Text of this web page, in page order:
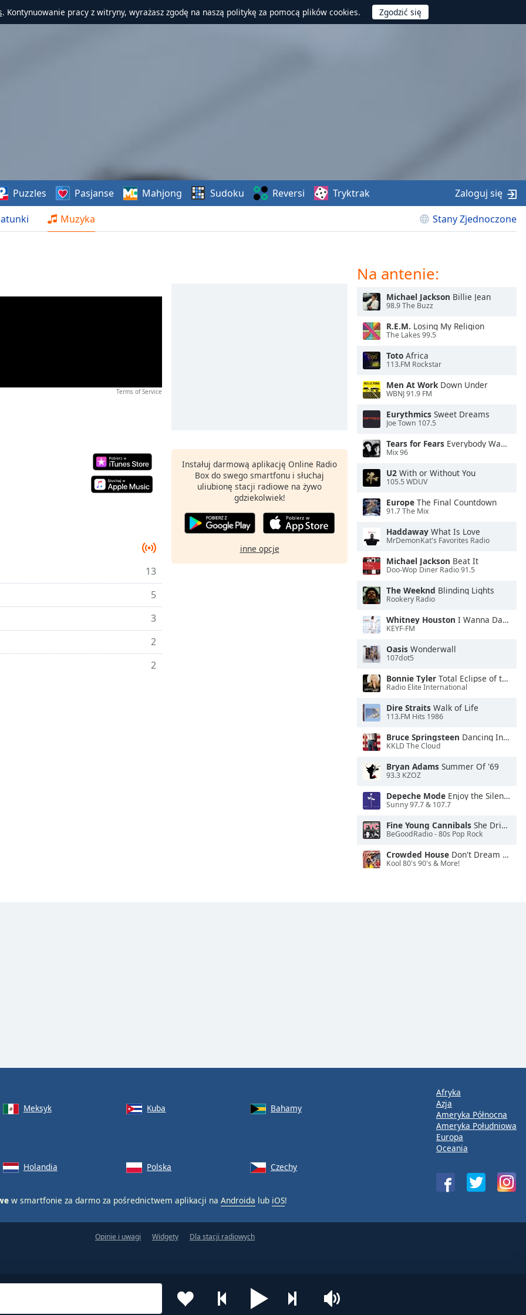
. Kontynuowanie pracy z witryny, wyrażasz zgodę na naszą politykę za pomocą plików cookies.
Muzyka Stany Zjednoczone
Puzzles Pasjanse Mahjong Sudoku Reversi Tryktrak Zaloguj się
Terms of Service
13
5
3
2
2
Instałuj darmową aplikację Online Radio
Box do swego smartfonu i słuchaj
uliubionę stacji radiowe na żywo
gdziekolwiek!
inne opcje
Na antenie:
Michael Jackson Billie Jean
98.9 The Buzz
R.E.M. Losing My Religion
The Lakes 99.5
Toto Africa
113.FM Rockstar
Men At WorkDown Under
WBNJ 91.9 FM
Eurythmics Sweet Dreams
Joe Town 107.5
Tears for Fears Everybody Wants To Rule the World
Mix 96
U2 With or Without You
105.5 WDUV
Europe The Final Countdown
91.7 The Mix
Haddaway What Is Love
MrDemonKat's Favorites Radio
Michael Jackson Beat It
Doo-Wop Diner Radio 91.5
The Weeknd Blinding Lights
Rookery Radio
Whitney Houston I Wanna Dance With Somebody
KEYF-FM
Oasis Wonderwall
107dot5
Bonnie Tyler Total Eclipse of the Heart
Radio Elite International
Dire Straits Walk of Life
113.FM Hits 1986
Bruce Springsteen Dancing In the Dark
KKLD The Cloud
Bryan Adams Summer Of '69
93.3 KZOZ
Depeche Mode Enjoy the Silence
Sunny 97.7 & 107.7
Fine Young Cannibals She Drives Me Crazy
BeGoodRadio - 80s Pop Rock
Crowded House Don't Dream It's Over
Kool 80's 90's & More!
Meksyk Kuba
Bahamy
Holandia Polska Czechy
w smartfonie za darmo za pośrednictwem aplikacji na Androida lub iOS!
Afryka
Azja
Ameryka Północna
Ameryka Południowa
Europa
Oceania
Opinie i uwagi Widgety Dla stacji radiowych